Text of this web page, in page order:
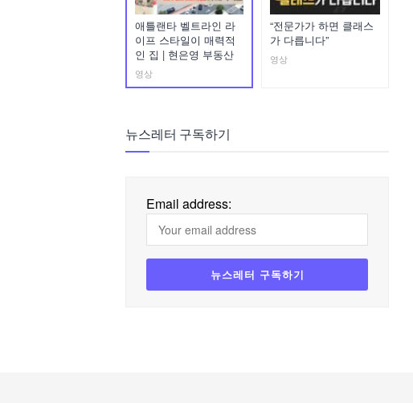
애틀랜타 벨트라인 라
이프 스타일이 매력적
인 집 | 현은영 부동산
영상
“전문가가 하면 클래스
가 다릅니다”
영상
뉴스레터 구독하기
Email address: